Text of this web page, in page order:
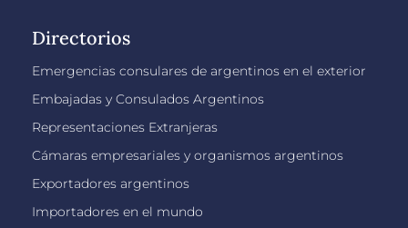
Directorios
Emergencias consulares de argentinos en el exterior
Embajadas y Consulados Argentinos
Representaciones Extranjeras
Cámaras empresariales y organismos argentinos
Exportadores argentinos
Importadores en el mundo